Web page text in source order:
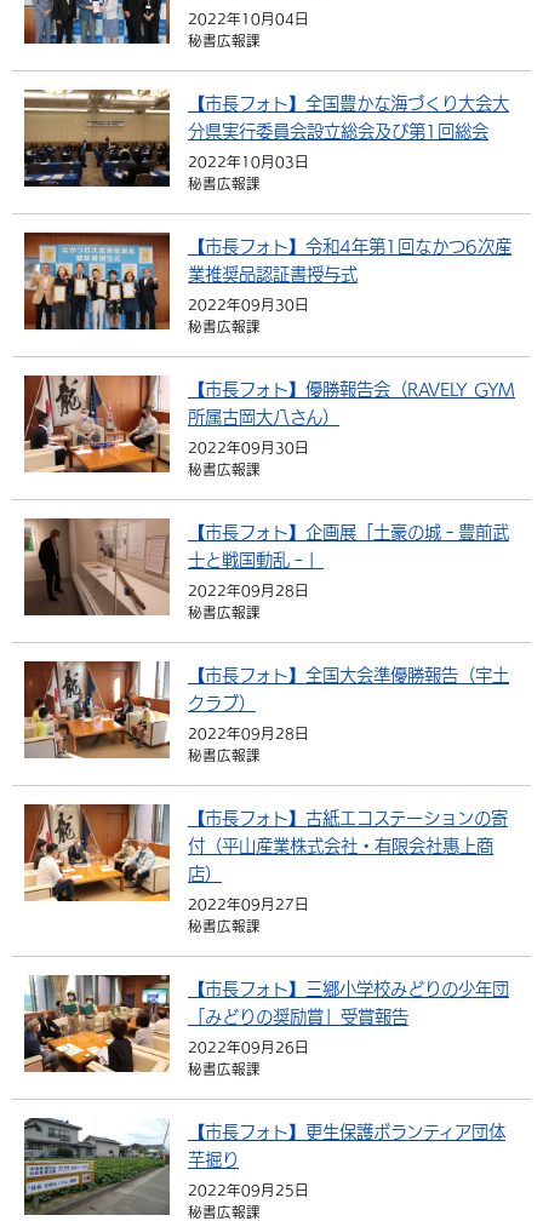
2022年10月04日
秘書広報課
【市長フォト】全国豊かな海づくり大会大
分県実行委員会設立総会及び第1回総会
2022年10月03日
秘書広報課
【市長フォト】令和4年第1回なかつ6次産
業推奨品認証書授与式
2022年09月30日
秘書広報課
【市長フォト】優勝報告会（RAVELY GYM
所属古岡大八さん）
2022年09月30日
秘書広報課
【市長フォト】企画展「土豪の城‐豊前武
士と戦国動乱‐」
2022年09月28日
秘書広報課
【市長フォト】全国大会準優勝報告（宇土
クラブ）
2022年09月28日
秘書広報課
【市長フォト】古紙エコステーションの寄
付（平山産業株式会社・有限会社惠上商
店）
2022年09月27日
秘書広報課
【市長フォト】三郷小学校みどりの少年団
「みどりの奨励賞」受賞報告
2022年09月26日
秘書広報課
【市長フォト】更生保護ボランティア団体
芋掘り
2022年09月25日
秘書広報課